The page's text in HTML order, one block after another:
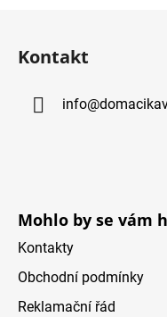
Kontakt
info@
Mohlo by se vám
Kontakty
Obchodní podmínky
Reklamační řád